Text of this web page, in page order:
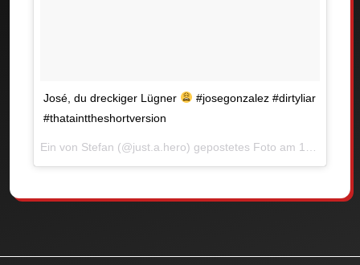
José, du dreckiger Lügner
#josegonzalez #dirtyliar
#thatainttheshortversion
Ein von Stefan (@just.a.hero) gepostetes Foto am 16. Nov 2016 um 0:48 Uhr